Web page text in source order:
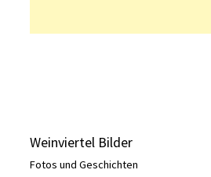
Weinviertel Bilder
Fotos und Geschichten